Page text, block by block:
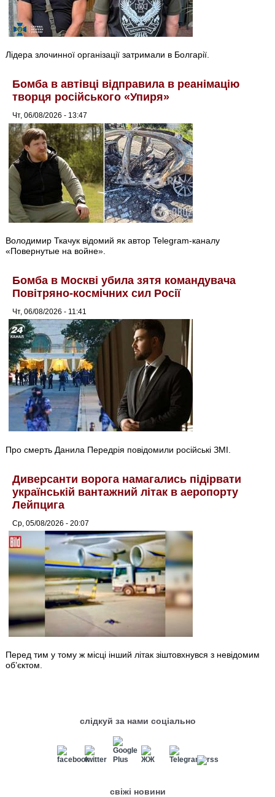
Лідера злочинної організації затримали в Болгарії.
Бомба в автівці відправила в реанімацію
творця російського «Упиря»
Чт, 06/08/2026 - 13:47
Володимир Ткачук відомий як автор Telegram-каналу
«Повернутые на войне».
Бомба в Москві убила зятя командувача
Повітряно-космічних сил Росії
Чт, 06/08/2026 - 11:41
Про смерть Данила Передрія повідомили російські ЗМІ.
Диверсанти ворога намагались підірвати
українській вантажний літак в аеропорту
Лейпцига
Ср, 05/08/2026 - 20:07
Перед тим у тому ж місці інший літак зіштовхнувся з невідомим
об’єктом.
слідкуй за нами соціально
свіжі новини